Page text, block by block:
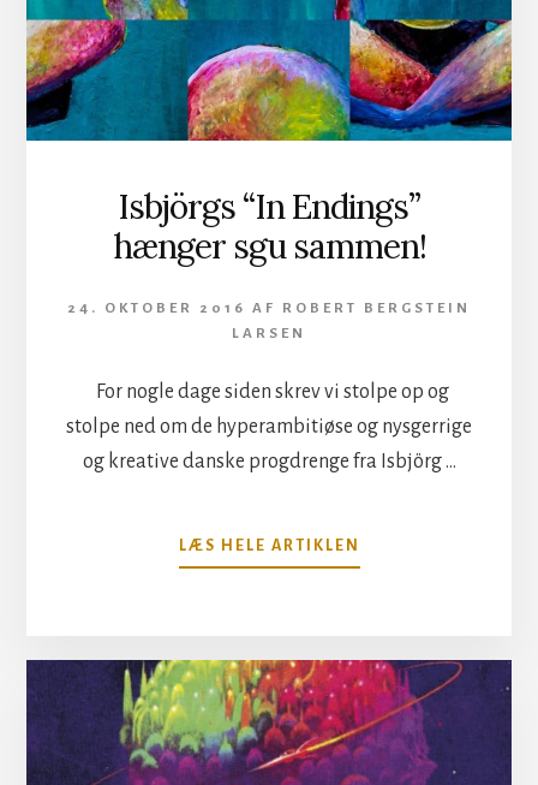
Isbjörgs “In Endings”
hænger sgu sammen!
24. OKTOBER 2016 AF ROBERT BERGSTEIN
LARSEN
For nogle dage siden skrev vi stolpe op og
stolpe ned om de hyperambitiøse og nysgerrige
og kreative danske progdrenge fra Isbjörg …
LÆS HELE ARTIKLEN
ISBJÖRGS
SGU
SAMMEN!